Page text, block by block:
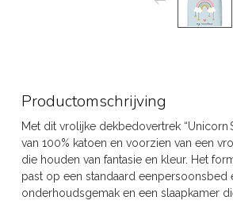
Productomschrijving
Met dit vrolijke dekbedovertrek
van 100% katoen en voorzien van een
die houden van fantasie en kleur. Het
past op een standaard
onderhoudsgemak en een slaapkamer